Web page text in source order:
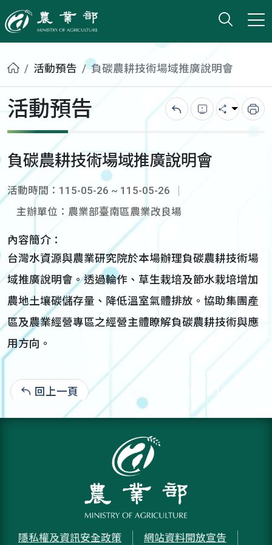
農業部
打開
小版
首頁活動預告 負碳農耕技術場域推廣說明會
活動預告 回上一頁錯誤回報
分享 列
負碳農耕技術場域推廣說明會
活動時間：115-05-26 ~ 115-05-26
主辦單位：農業部臺南區農業改良場
內容簡介：
台灣水資源與農業研究院於本場辦理負碳農耕技術場
域推廣說明會。透過輪作、草生栽培及節水栽培增加
農地土壤碳儲存量、降低溫室氣體排放。協助集團產
區及農業經營專區之經營主體瞭解負碳農耕技術與應
用方向。
回上一頁 115-05-14:163
隱私權及資訊安全政策 網站資料開放宣告